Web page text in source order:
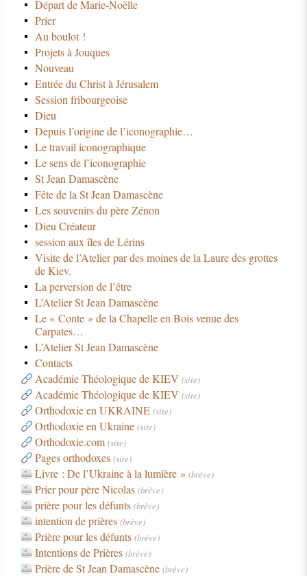
Départ de Marie-Noëlle
Prier
Au boulot !
Projets à Jouques
Nouveau
Entrée du Christ à Jérusalem
Session fribourgeoise
Dieu
Depuis l’origine de l’iconographie…
Le travail iconographique
Le sens de l’iconographie
St Jean Damascène
Fête de la St Jean Damascène
Les souvenirs du père Zénon
Dieu Créateur
session aux îles de Lérins
Visite de l’Atelier par des moines de la Laure des grottes
de Kiev.
La perversion de l’être
L’Atelier St Jean Damascène
Le « Conte » de la Chapelle en Bois venue des
Carpates…
L’Atelier St Jean Damascène
Contacts
Académie Théologique de KIEV (site)
Académie Théologique de KIEV (site)
Orthodoxie en UKRAINE (site)
Orthodoxie en Ukraine (site)
Orthodoxie.com (site)
Pages orthodoxes (site)
Livre : De l’Ukraine à la lumière » (brève)
Prier pour père Nicolas (brève)
prière pour les défunts (brève)
intention de prières (brève)
Prière pour les défunts (brève)
Intentions de Prières (brève)
Prière de St Jean Damascène (brève)